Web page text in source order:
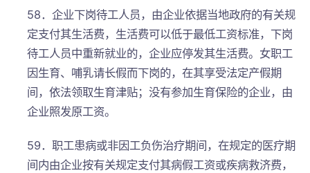
58．企业下岗待工人员，由企业依据当地政府的有关规
定支付其生活费，生活费可以低于最低工资标准，下岗
待工人员中重新就业的，企业应停发其生活费。女职工
因生育、哺乳请长假而下岗的，在其享受法定产假期
间，依法领取生育津贴；没有参加生育保险的企业，由
企业照发原工资。
59．职工患病或非因工负伤治疗期间，在规定的医疗期
间内由企业按有关规定支付其病假工资或疾病救济费，